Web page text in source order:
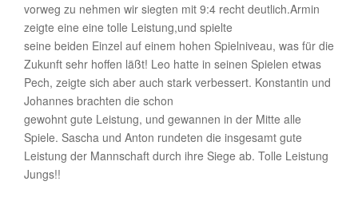
vorweg zu nehmen wir siegten mit 9:4 recht deutlich.Armin
zeigte eine eine tolle Leistung,und spielte
seine beiden Einzel auf einem hohen Spielniveau, was für die
Zukunft sehr hoffen läßt! Leo hatte in seinen Spielen etwas
Pech, zeigte sich aber auch stark verbessert. Konstantin und
Johannes brachten die schon
gewohnt gute Leistung, und gewannen in der Mitte alle
Spiele. Sascha und Anton rundeten die insgesamt gute
Leistung der Mannschaft durch ihre Siege ab. Tolle Leistung
Jungs!!